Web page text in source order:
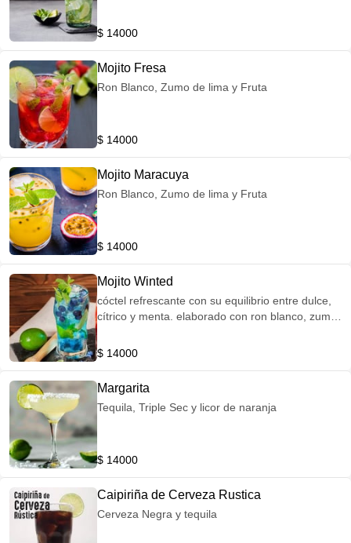
$ 14000
Mojito Fresa
Ron Blanco, Zumo de lima y Fruta
$ 14000
Mojito Maracuya
Ron Blanco, Zumo de lima y Fruta
$ 14000
Mojito Winted
cóctel refrescante con su equilibrio entre dulce,
cítrico y menta. elaborado con ron blanco, zumo
con gas y hielo,
$ 14000
Margarita
Tequila, Triple Sec y licor de naranja
$ 14000
Caipiriña de Cerveza Rustica
Cerveza Negra y tequila